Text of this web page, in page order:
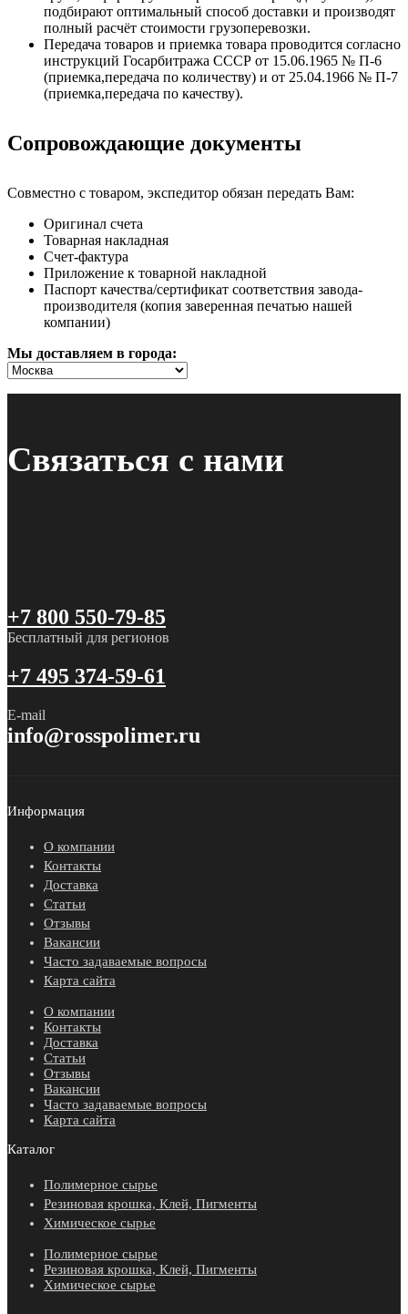
подбирают оптимальный способ доставки и производят
полный расчёт стоимости грузоперевозки.
Передача товаров и приемка товара проводится согласно
инструкций Госарбитража СССР от 15.06.1965 № П-6
(приемка,передача по количеству) и от 25.04.1966 № П-7
(приемка,передача по качеству).
Сопровождающие документы
Совместно с товаром, экспедитор обязан передать Вам:
Оригинал счета
Товарная накладная
Счет-фактура
Приложение к товарной накладной
Паспорт качества/сертификат соответствия завода-
производителя (копия заверенная печатью нашей
компании)
Мы доставляем в города:
Связаться с нами
+7 800 550-79-85
Бесплатный для регионов
+7 495 374-59-61
E-mail
info@rosspolimer.ru
Информация
О компании
Контакты
Доставка
Статьи
Отзывы
Вакансии
Часто задаваемые вопросы
Карта сайта
О компании
Контакты
Доставка
Статьи
Отзывы
Вакансии
Часто задаваемые вопросы
Карта сайта
Каталог
Полимерное сырье
Резиновая крошка, Клей, Пигменты
Химическое сырье
Полимерное сырье
Резиновая крошка, Клей, Пигменты
Химическое сырье